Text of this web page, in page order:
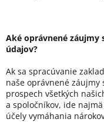
Aké oprávnené záujmy
údajov?
Ak sa spracúvanie
naše oprávnené
prospech všetkých
a spoločníkov, ide
účely vymáhania